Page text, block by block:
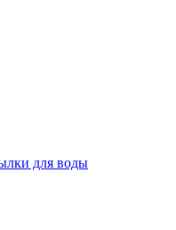
для воды